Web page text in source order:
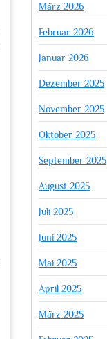
März 2026
Februar 2026
Januar 2026
Dezember 2025
November 2025
Oktober 2025
September 2025
August 2025
Juli 2025
Juni 2025
Mai 2025
April 2025
März 2025